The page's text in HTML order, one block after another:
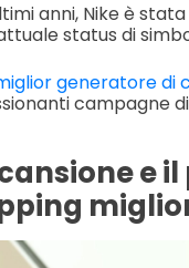
anni, Nike è
status di
generatore di
campagne
e